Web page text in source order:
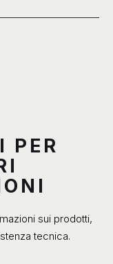
PER
sui prodotti,
tecnica.